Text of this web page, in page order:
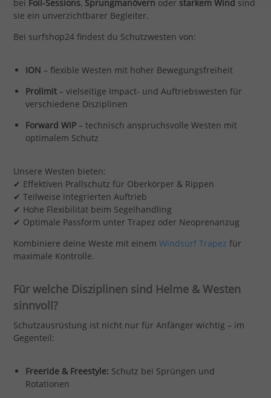
bei Foil-Sessions, Sprungmanövern oder starkem Wind sind
sie ein unverzichtbarer Begleiter.
Bei surfshop24 findest du Schutzwesten von:
ION – flexible Westen mit hoher Bewegungsfreiheit
Prolimit– vielseitige Impact- und Auftriebswesten für
verschiedene Disziplinen
Forward WIP– technisch anspruchsvolle Westen mit
optimalem Schutz
Unsere Westen bieten:
✔ Effektiven Prallschutz für Oberkörper & Rippen
✔ Teilweise integrierten Auftrieb
✔ Hohe Flexibilität beim Segelhandling
✔ Optimale Passform unter Trapez oder Neoprenanzug
Kombiniere deine Weste mit einem Windsurf Trapez für
maximale Kontrolle.
Für welche Disziplinen sind Helme & Westen
sinnvoll?
Schutzausrüstung ist nicht nur für Anfänger wichtig – im
Gegenteil:
Freeride & Freestyle: Schutz bei Sprüngen und
Rotationen